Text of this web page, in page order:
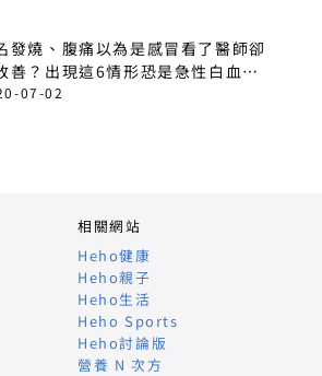
發燒、腹痛以為是感冒看了醫師卻
善？出現這6情形恐是急性白血
07-02
相關網站
Heho健康
Heho親子
Heho生活
Heho Sports
Heho討論版
營養 N 次方